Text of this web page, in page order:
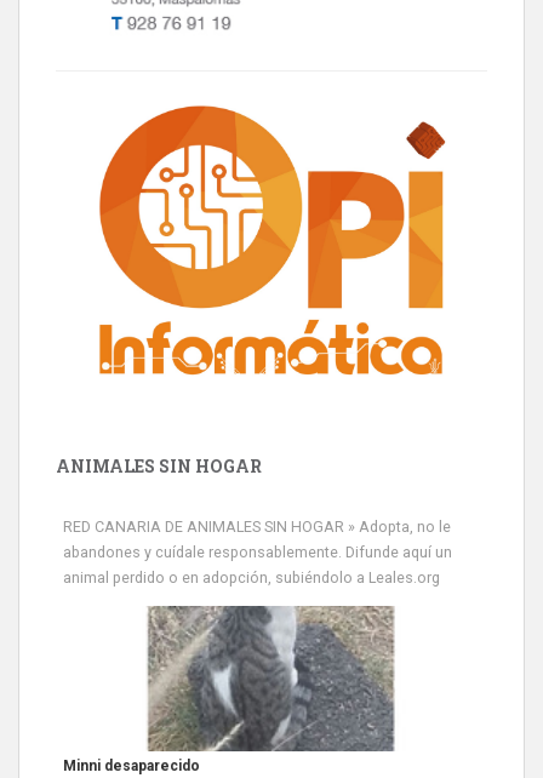
ANIMALES SIN HOGAR
RED CANARIA DE ANIMALES SIN HOGAR » Adopta, no le
abandones y cuídale responsablemente. Difunde aquí un
animal perdido o en adopción, subiéndolo a Leales.org
Minni desaparecido